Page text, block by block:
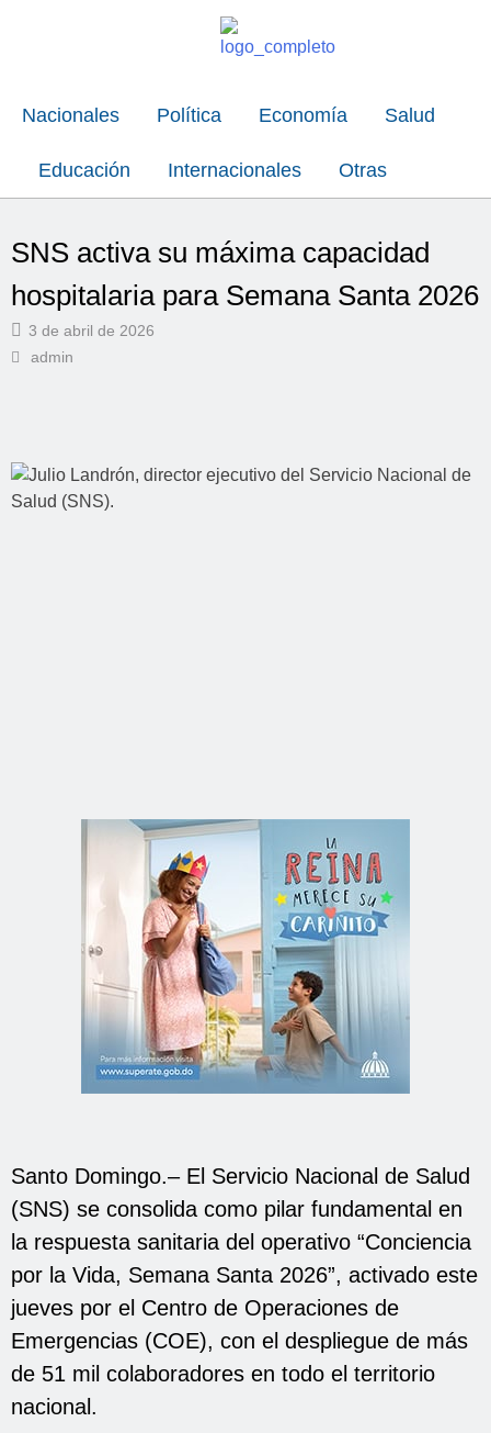
Nacionales Política Economía Salud
Educación Internacionales Otras
SNS activa su máxima capacidad
hospitalaria para Semana Santa 2026
3 de abril de 2026
admin
Santo Domingo.– El Servicio Nacional de Salud
(SNS) se consolida como pilar fundamental en
la respuesta sanitaria del operativo “Conciencia
por la Vida, Semana Santa 2026”, activado este
jueves por el Centro de Operaciones de
Emergencias (COE), con el despliegue de más
de 51 mil colaboradores en todo el territorio
nacional.